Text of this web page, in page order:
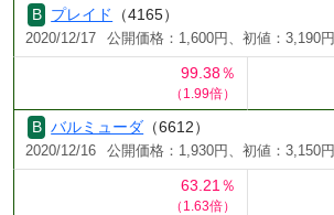
プレイド （4165）
2020/12/17 公開価格：1,600円、初値：3,190円
99.38％
（1.99倍）
バルミューダ （6612）
2020/12/16 公開価格：1,930円、初値：3,150円
63.21％
（1.63倍）